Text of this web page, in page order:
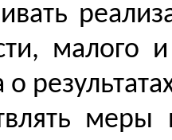
малого
о